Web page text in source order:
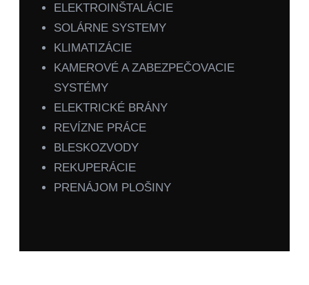
ELEKTROINŠTALÁCIE
SOLÁRNE SYSTEMY
KLIMATIZÁCIE
KAMEROVÉ A ZABEZPEČOVACIE
SYSTÉMY
ELEKTRICKÉ BRÁNY
REVÍZNE PRÁCE
BLESKOZVODY
REKUPERÁCIE
PRENÁJOM PLOŠINY